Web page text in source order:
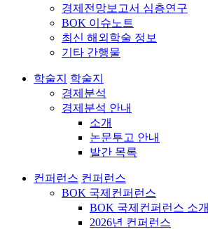
경제전망보고서 심층연구
BOK 이슈노트
최신 해외학술 정보
기타 간행물
학술지
학술지
경제분석
경제분석 안내
소개
논문투고 안내
발간 목록
컨퍼런스 컨퍼런스
BOK 국제컨퍼런스
BOK 국제컨퍼런스 소개
2026년 컨퍼런스